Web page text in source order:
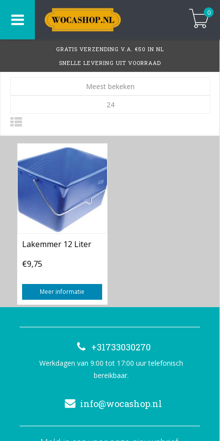
0
GRATIS VERZENDING V.A. €50 IN NL
SNELLE LEVERING UIT VOORRAAD
Meest bekeken
24
Lakemmer 12 Liter
€9,75
Meer informatie
+31733030270
Werkdagen van 9:00 tot 17:00 uur telefonisch
bereikbaar.
info@wocashop.nl